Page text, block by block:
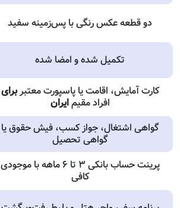
دو قطعه عکس رنگی با پس‌زمینه سفید
تکمیل شده و امضا شده
کارت آمایش، اقامت یا پاسپورت معتبربرای
افراد مقیمایران
گواهی اشتغال، جواز کسب، فیش حقوق یا
گواهی تحصیل
پرینت حساب بانکی ۳ تا ۶ ماهه با موجودی
کافی